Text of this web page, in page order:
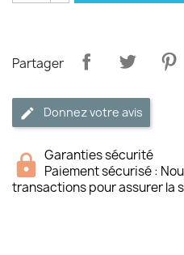
Partager
Donnez votre avis
Garanties sécurité
Paiement sécurisé :
transactions pour assurer la